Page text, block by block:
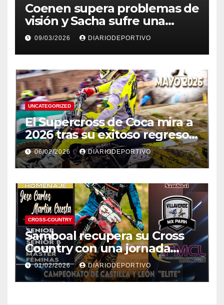
Coenen supera problemas de
visión y Sacha sufre una
caída en Argentina
09/03/2026 DIARIODEPORTIVO
UNCATEGORIZED
El Supercross de Coca mira a
2026 tras su exitoso regreso
en 2024.
06/02/2026 DIARIODEPORTIVO
CROSS-COUNTRY
Samboal recupera su Cross
Country con una jornada
épica bajo la lluvia
01/02/2026 DIARIODEPORTIVO